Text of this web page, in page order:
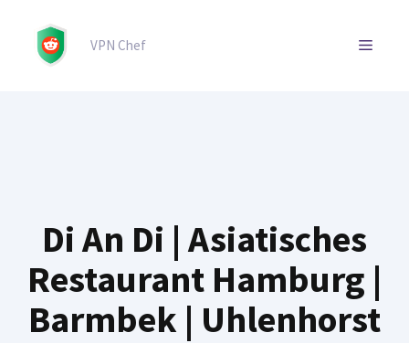
content
VPN Chef MENU
Di An Di | Asiatisches
Restaurant Hamburg |
Barmbek | Uhlenhorst